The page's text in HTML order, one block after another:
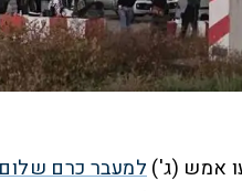
אמש (ג')למעבר כרם